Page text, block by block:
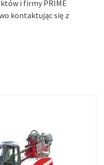
i firmy PRIME
kontaktując się z